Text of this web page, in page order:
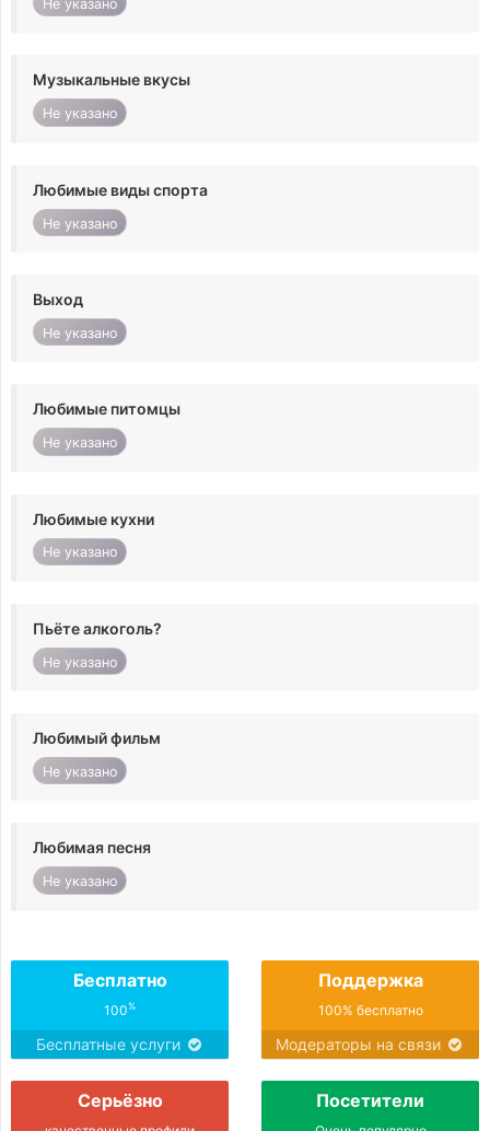
Не указано
Музыкальные вкусы
Не указано
Любимые виды спорта
Не указано
Выход
Не указано
Любимые питомцы
Не указано
Любимые кухни
Не указано
Пьёте алкоголь?
Не указано
Любимый фильм
Не указано
Любимая песня
Не указано
Бесплатно
100%
Бесплатные услуги
Поддержка
100% бесплатно
Модераторы на связи
Серьёзно Посетители